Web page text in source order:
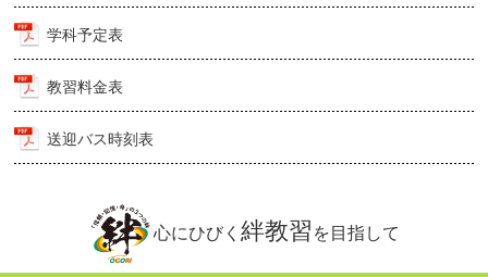
学科予定表
教習料金表
送迎バス時刻表
心にひびく 絆教習 を目指して